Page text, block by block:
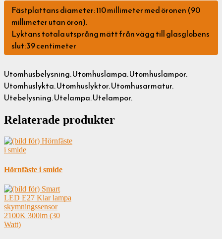
Fästplattans diameter: 110 millimeter med öronen (90
millimeter utan öron).
Lyktans totala utsprång mätt från vägg till glasglobens
slut: 39 centimeter
Utomhusbelysning. Utomhuslampa. Utomhuslampor.
Utomhuslykta. Utomhuslyktor. Utomhusarmatur.
Utebelysning. Utelampa. Utelampor.
Relaterade produkter
Hörnfäste i smide